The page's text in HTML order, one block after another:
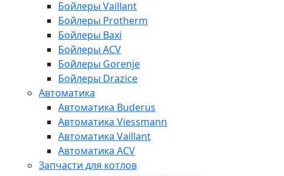
Бойлеры Vaillant
Бойлеры Protherm
Бойлеры Baxi
Бойлеры ACV
Бойлеры Gorenje
Бойлеры Drazice
Автоматика
Автоматика Buderus
Автоматика Viessmann
Автоматика Vaillant
Автоматика ACV
Запчасти для котлов